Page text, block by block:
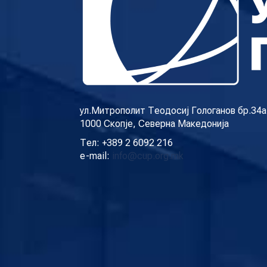
ул.Митрополит Теодосиј Гологанов
1000 Скопје, Северна Македонија
Тел: +389 2 6092 216
e-mail: info@cup.org.mk